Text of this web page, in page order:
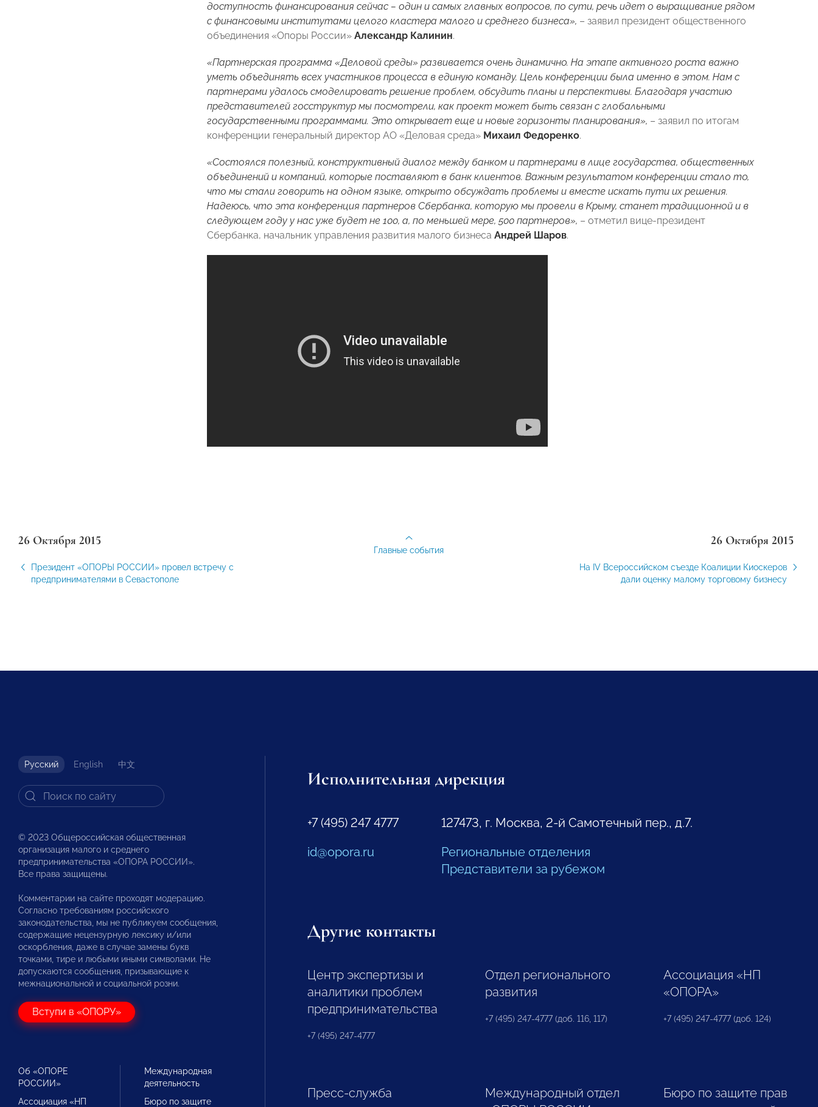
доступность финансирования сейчас – один и самых главных вопросов, по сути, речь идет о выращивание рядом
с финансовыми институтами целого кластера малого и среднего бизнеса», – заявил президент общественного
объединения «Опоры России» Александр Калинин.
«Партнерская программа «Деловой среды» развивается очень динамично. На этапе активного роста важно
уметь объединять всех участников процесса в единую команду. Цель конференции была именно в этом. Нам с
партнерами удалось смоделировать решение проблем, обсудить планы и перспективы. Благодаря участию
представителей госструктур мы посмотрели, как проект может быть связан с глобальными
государственными программами. Это открывает еще и новые горизонты планирования», – заявил по итогам
конференции генеральный директор АО «Деловая среда» Михаил Федоренко.
«Состоялся полезный, конструктивный диалог между банком и партнерами в лице государства, общественных
объединений и компаний, которые поставляют в банк клиентов. Важным результатом конференции стало то,
что мы стали говорить на одном языке, открыто обсуждать проблемы и вместе искать пути их решения.
Надеюсь, что эта конференция партнеров Сбербанка, которую мы провели в Крыму, станет традиционной и в
следующем году у нас уже будет не 100, а, по меньшей мере, 500 партнеров», – отметил вице-президент
Сбербанка, начальник управления развития малого бизнеса Андрей Шаров.
26 Октября 2015
Президент «ОПОРЫ РОССИИ» провел встречу с
предпринимателями в Севастополе
26 Октября 2015
На IV Всероссийском съезде Коалиции Киоскеров
дали оценку малому торговому бизнесу
Главные события
Русский English 中文
© 2023 Общероссийская общественная
организация малого и среднего
предпринимательства «ОПОРА РОССИИ».
Все права защищены.
Комментарии на сайте проходят модерацию.
Согласно требованиям российского
законодательства, мы не публикуем сообщения,
содержащие нецензурную лексику и/или
оскорбления, даже в случае замены букв
точками, тире и любыми иными символами. Не
допускаются сообщения, призывающие к
межнациональной и социальной розни.
Вступи в «ОПОРУ»
Об «ОПОРЕ
РОССИИ»
Ассоциация «НП
Международная
деятельность
Бюро по защите
Исполнительная дирекция
+7 (495) 247 4777
id@opora.ru
127473, г. Москва, 2-й Самотечный пер., д.7.
Региональные отделения
Представители за рубежом
Другие контакты
Центр экспертизы и
аналитики проблем
предпринимательства
+7 (495) 247-4777
Отдел регионального
развития
+7 (495) 247-4777 (доб. 116, 117)
Ассоциация «НП
«ОПОРА»
+7 (495) 247-4777 (доб. 124)
Пресс-служба
Международный отдел
Бюро по защите прав